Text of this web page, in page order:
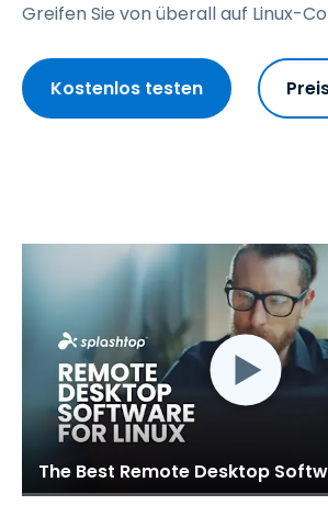
Greifen Sie von überall auf Linux-
Kostenlos testen